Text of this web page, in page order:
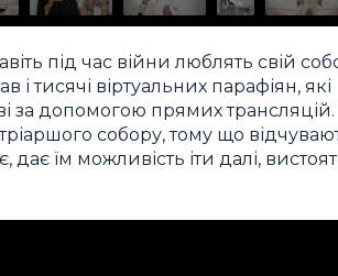
під час війни люблять свій
тисячі віртуальних парафіян, які
за допомогою прямих трансляцій.
собору, тому що
їм можливість іти далі,